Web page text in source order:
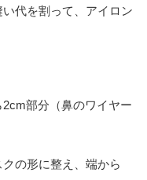
い代を割って、アイロン
部分（鼻のワイヤー
の形に整え、端から